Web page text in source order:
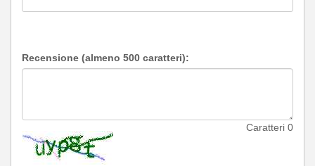
Recensione (almeno 500 caratteri):
Caratteri 0